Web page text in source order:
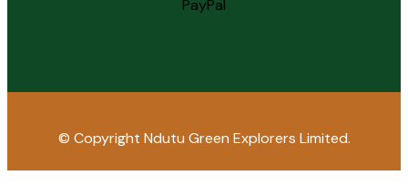
© Copyright Ndutu Green Explorers Limited.